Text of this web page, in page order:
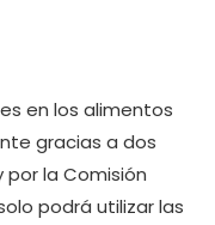
en los alimentos
gracias a dos
la Comisión
podrá utilizar las